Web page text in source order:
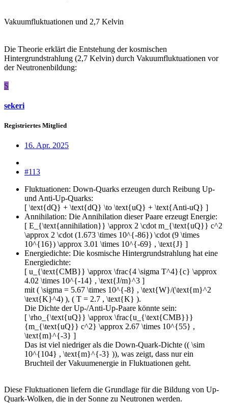
Vakuumfluktuationen und 2,7 Kelvin
Die Theorie erklärt die Entstehung der kosmischen
Hintergrundstrahlung (2,7 Kelvin) durch Vakuumfluktuationen vor
der Neutronenbildung:
S
sekeri
Registriertes Mitglied
16. Apr. 2025
#113
Fluktuationen: Down-Quarks erzeugen durch Reibung Up-
und Anti-Up-Quarks:
[ \text{dQ} + \text{dQ} \to \text{uQ} + \text{Anti-uQ} ]
Annihilation: Die Annihilation dieser Paare erzeugt Energie:
[ E_{\text{annihilation}} \approx 2 \cdot m_{\text{uQ}} c^2
\approx 2 \cdot (1.673 \times 10^{-86}) \cdot (9 \times
10^{16}) \approx 3.01 \times 10^{-69} , \text{J} ]
Energiedichte: Die kosmische Hintergrundstrahlung hat eine
Energiedichte:
[ u_{\text{CMB}} \approx \frac{4 \sigma T^4}{c} \approx
4.02 \times 10^{-14} , \text{J/m}^3 ]
mit ( \sigma = 5.67 \times 10^{-8} , \text{W}/(\text{m}^2
\text{K}^4) ), ( T = 2.7 , \text{K} ).
Die Dichte der Up-/Anti-Up-Paare könnte sein:
[ \rho_{\text{uQ}} \approx \frac{u_{\text{CMB}}}
{m_{\text{uQ}} c^2} \approx 2.67 \times 10^{55} ,
\text{m}^{-3} ]
Das ist viel niedriger als die Down-Quark-Dichte (( \sim
10^{104} , \text{m}^{-3} )), was zeigt, dass nur ein
Bruchteil der Vakuumenergie in Fluktuationen geht.
Diese Fluktuationen liefern die Grundlage für die Bildung von Up-
Quark-Wolken, die in der Sonne zu Neutronen werden.